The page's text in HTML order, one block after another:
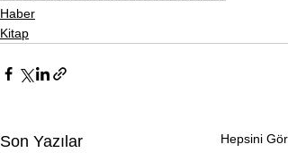
Haber
Kitap
Son Yazılar Hepsini Gör